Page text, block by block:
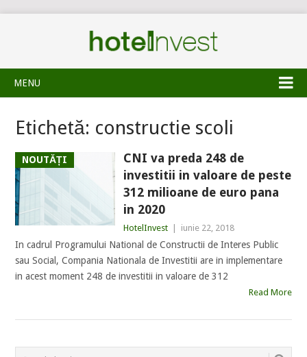
MENU
Etichetă: constructie scoli
NOUTĂȚI
CNI va preda 248 de
investitii in valoare de peste
312 milioane de euro pana
in 2020
HotelInvest iunie 22, 2018
In cadrul Programului National de Constructii de Interes Public
sau Social, Compania Nationala de Investitii are in implementare
in acest moment 248 de investitii in valoare de 312
Read More
POSTS